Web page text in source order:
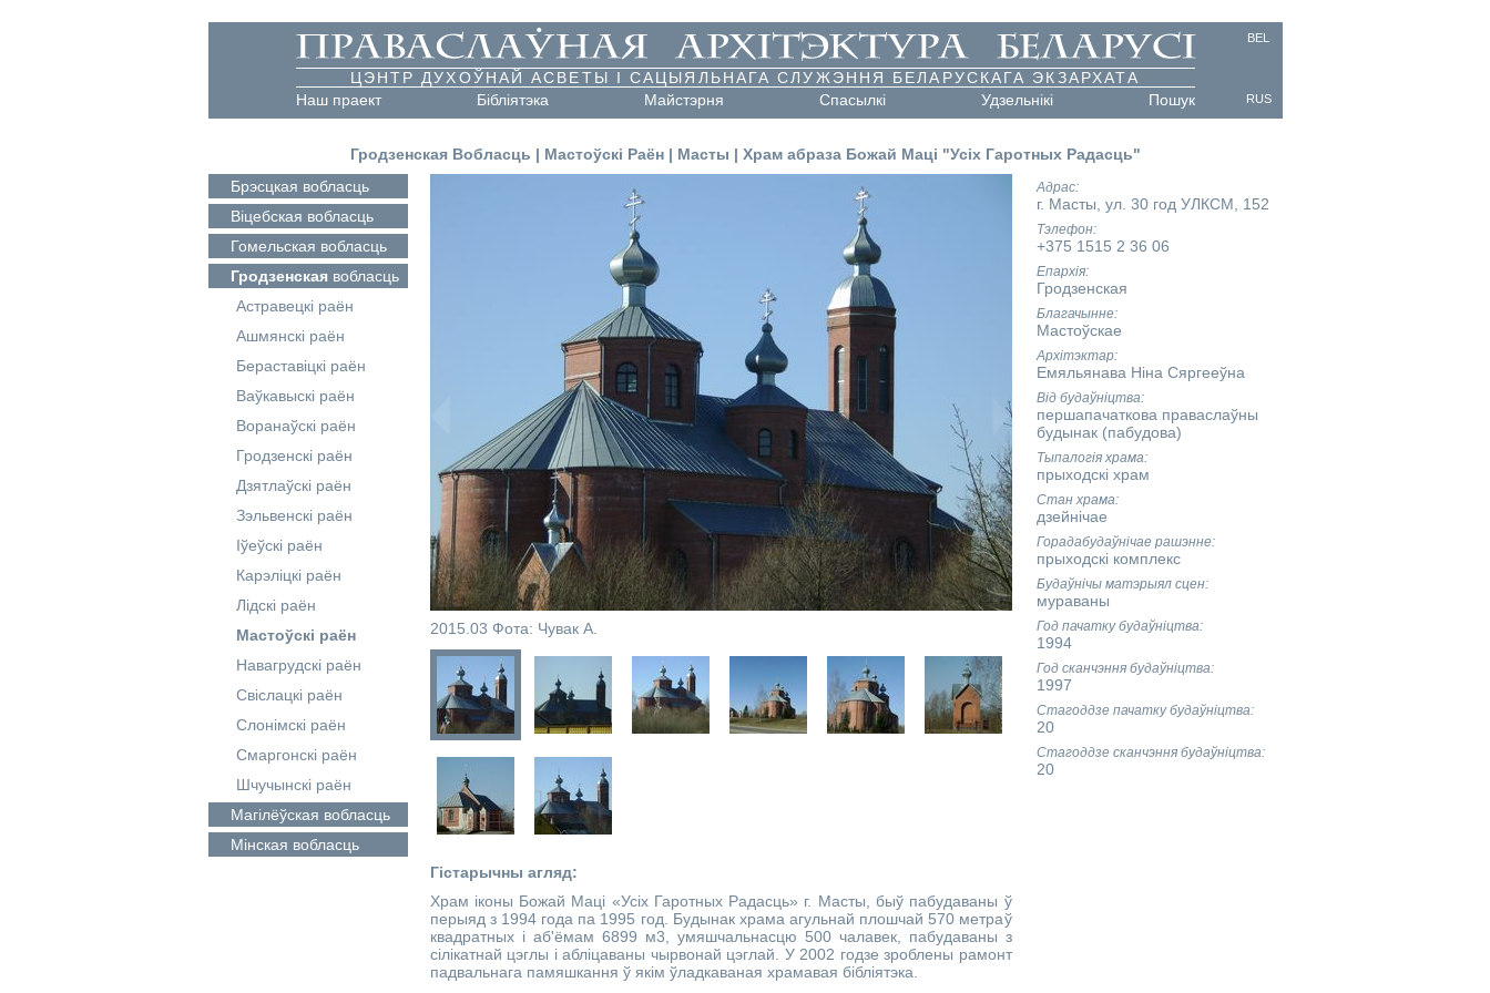
BEL
RUS
ЦЭНТР ДУХОЎНАЙ АСВЕТЫ І САЦЫЯЛЬНАГА СЛУЖЭННЯ БЕЛАРУСКАГА ЭКЗАРХАТА
Наш праект
Бібліятэка Майстэрня Cпасылкі Удзельнікі Пошук
Гродзенская Вобласць | Мастоўскі Раён| Масты | Храм абраза Божай Маці "Усіх Гаротных Радасць"
Брэсцкая вобласць
Віцебская вобласць
Гомельская вобласць
Гродзенскаявобласць
Астравецкі раён
Ашмянскі раён
Бераставіцкі раён
Ваўкавыскі раён
Воранаўскі раён
Гродзенскі раён
Дзятлаўскі раён
Зэльвенскі раён
Іўеўскі раён
Карэліцкі раён
Лідскі раён
Мастоўскі раён
Навагрудскі раён
Свіслацкі раён
Слонімскі раён
Смаргонскі раён
Шчучынскі раён
Магілёўская вобласць
Мінская вобласць
2015.03 Фота: Чувак А.
Гістарычны агляд:
Храм іконы Божай Маці «Усіх Гаротных Радасць» г. Масты, быў пабудаваны ў
перыяд з 1994 года па 1995 год. Будынак храма агульнай плошчай 570 метраў
квадратных і аб'ёмам 6899 м3, умяшчальнасцю 500 чалавек, пабудаваны з
сілікатнай цэглы і абліцаваны чырвонай цэглай. У 2002 годзе зроблены рамонт
падвальнага памяшкання ў якім ўладкаваная храмавая бібліятэка.
Адрас
г. Масты, ул. 30 год УЛКСМ, 152
Тэлефон
+375 1515 2 36 06
Епархія
Гродзенская
Благачынне
Мастоўскае
Архітэктар
Емяльянава Ніна Сяргееўна
Від будаўніцтва
першапачаткова праваслаўны
будынак (пабудова)
Тыпалогія храма
прыходскі храм
Стан храма
дзейнічае
Горадабудаўнічае рашэнне
прыходскі комплекс
Будаўнічы матэрыял сцен
мураваны
Год пачатку будаўніцтва
1994
Год сканчэння будаўніцтва
1997
Стагоддзе пачатку будаўніцтва
20
Стагоддзе сканчэння будаўніцтва
20